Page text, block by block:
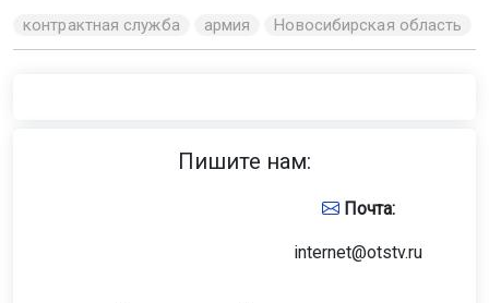
контрактная служба армия Новосибирская область
Пишите нам:
Почта:
internet@otstv.ru